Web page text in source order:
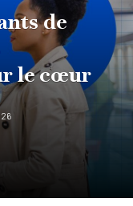
de
le cœur